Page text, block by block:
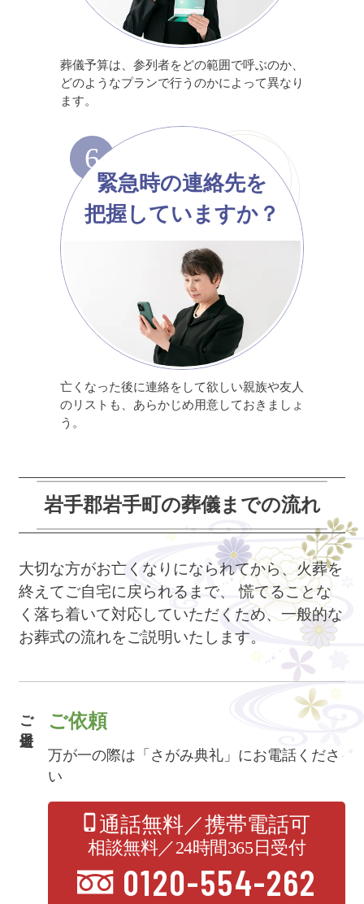
葬儀予算は、参列者をどの範囲で呼ぶのか、
どのようなプランで行うのかによって異なり
ます。
6
緊急時の連絡先を
把握していますか？
亡くなった後に連絡をして欲しい親族や友人
のリストも、あらかじめ用意しておきましょ
う。
岩手郡岩手町の葬儀までの流れ
大切な方がお亡くなりになられてから、火葬を
終えてご自宅に戻られるまで、
慌てることな
く落ち着いて対応していただくため、一般的な
お葬式の流れをご説明いたします。
ご逝去日 ご依頼
万が一の際は「さがみ典礼」にお電話くださ
い
通話無料／携帯電話可
相談無料／24時間365日受付
0120-554-262